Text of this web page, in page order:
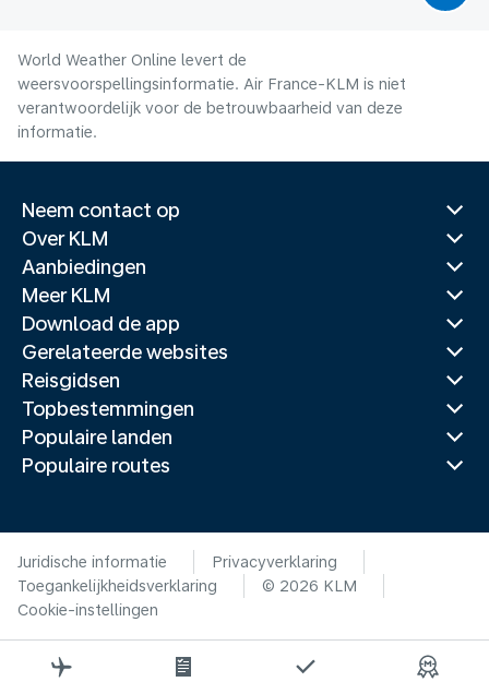
World Weather Online levert de
weersvoorspellingsinformatie. Air France-KLM is niet
verantwoordelijk voor de betrouwbaarheid van deze
informatie.
Neem contact op
Over KLM
Aanbiedingen
Meer KLM
Download de app
Gerelateerde websites
Reisgidsen
Topbestemmingen
Populaire landen
Populaire routes
Juridische informatie
Privacyverklaring
Toegankelijkheidsverklaring
© 2026 KLM
Cookie-instellingen